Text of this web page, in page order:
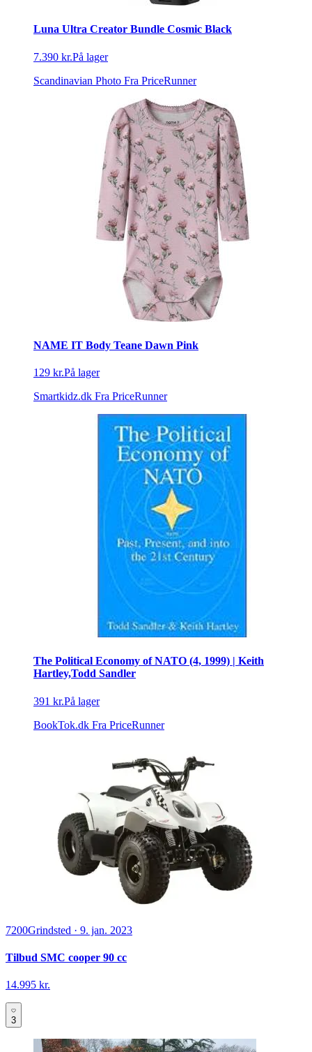
Luna Ultra Creator Bundle Cosmic Black
7.390 kr.På lager
Scandinavian Photo Fra PriceRunner
NAME IT Body Teane Dawn Pink
129 kr.På lager
Smartkidz.dk Fra PriceRunner
The Political Economy of NATO (4, 1999) | Keith
Hartley,Todd Sandler
391 kr.På lager
BookTok.dk Fra PriceRunner
7200Grindsted · 9. jan. 2023
Tilbud SMC cooper 90 cc
14.995 kr.
3